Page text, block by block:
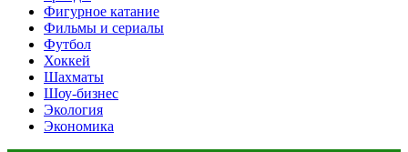
Фигурное катание
Фильмы и сериалы
Футбол
Хоккей
Шахматы
Шоу-бизнес
Экология
Экономика